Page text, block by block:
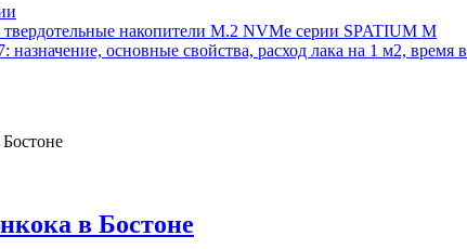
твердотельные накопители M.2 NVMe серии SPATIUM M
основные свойства, расход лака на 1 м2,
в Бостоне